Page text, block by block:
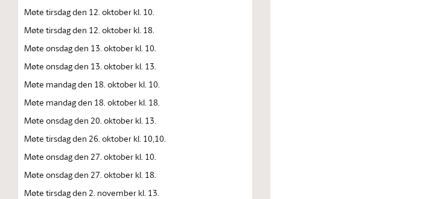
Møte tirsdag den 12. oktober kl. 10.
Møte tirsdag den 12. oktober kl. 18.
Møte onsdag den 13. oktober kl. 10.
Møte onsdag den 13. oktober kl. 13.
Møte mandag den 18. oktober kl. 10.
Møte mandag den 18. oktober kl. 18.
Møte onsdag den 20. oktober kl. 13.
Møte tirsdag den 26. oktober kl. 10,10.
Møte onsdag den 27. oktober kl. 10.
Møte onsdag den 27. oktober kl. 18.
Møte tirsdag den 2. november kl. 13.